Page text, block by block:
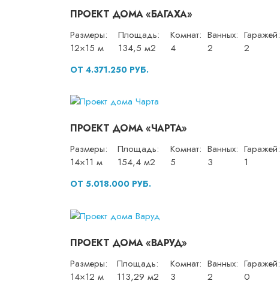
ПРОЕКТ ДОМА «БАГАХА»
Размеры:
12×15 м
Площадь:
134,5 м2
Комнат:
4
Ванных:
2
Гаражей:
2
ОТ 4.371.250 РУБ.
ПРОЕКТ ДОМА «ЧАРТА»
Размеры:
14×11 м
Площадь:
154,4 м2
Комнат:
5
Ванных:
3
Гаражей:
1
ОТ 5.018.000 РУБ.
ПРОЕКТ ДОМА «ВАРУД»
Размеры:
14×12 м
Площадь:
113,29 м2
Комнат:
3
Ванных:
2
Гаражей:
0